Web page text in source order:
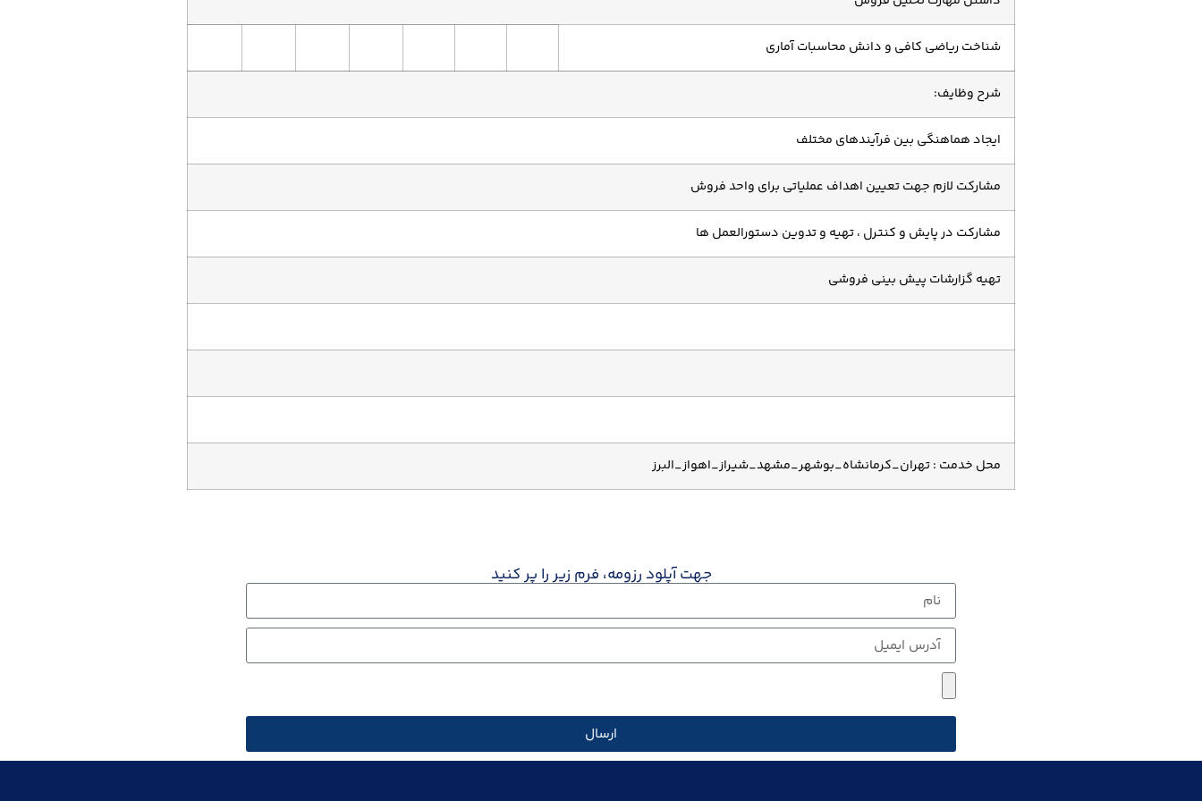
شناخت ریاضی کافی و دانش محاسبات آماری
شرح وظایف:
ایجاد هماهنگی بین فرآیندهای مختلف
مشارکت لازم جهت تعیین اهداف عملیاتی برای واحد فروش
مشارکت در پایش و کنترل ، تهیه و تدوین دستورالعمل ها
تهیه گزارشات پیش بینی فروشی
محل خدمت : تهران_کرمانشاه_بوشهر_مشهد_شیراز_اهواز_البرز
جهت آپلود رزومه، فرم زیر را پر کنید
ارسال